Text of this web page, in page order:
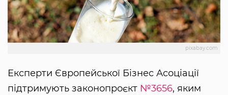
pixabay.com
Експерти Європейської Бізнес Асоціації
підтримують законопроєкт №3656, яким